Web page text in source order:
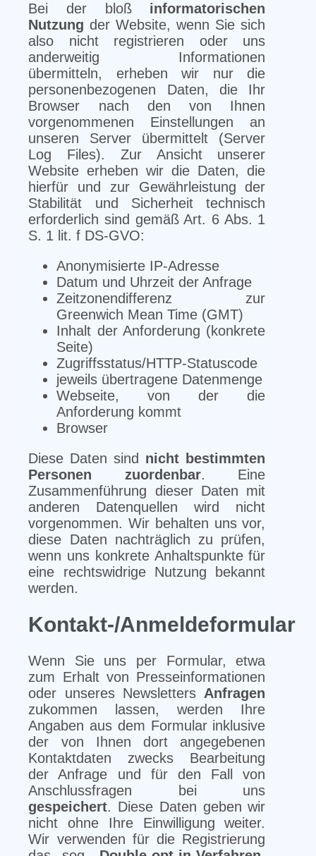
Bei der bloß informatorischen
Nutzung der Website, wenn Sie sich
also nicht registrieren oder uns
anderweitig Informationen
übermitteln, erheben wir nur die
personenbezogenen Daten, die Ihr
Browser nach den von Ihnen
vorgenommenen Einstellungen an
unseren Server übermittelt (Server
Log Files). Zur Ansicht unserer
Website erheben wir die Daten, die
hierfür und zur Gewährleistung der
Stabilität und Sicherheit technisch
erforderlich sind gemäß Art. 6 Abs. 1
S. 1 lit. f DS-GVO:
Anonymisierte IP-Adresse
Datum und Uhrzeit der Anfrage
Zeitzonendifferenz zur
Greenwich Mean Time (GMT)
Inhalt der Anforderung (konkrete
Seite)
Zugriffsstatus/HTTP-Statuscode
jeweils übertragene Datenmenge
Webseite, von der die
Anforderung kommt
Browser
Diese Daten sind nicht bestimmten
Personen zuordenbar. Eine
Zusammenführung dieser Daten mit
anderen Datenquellen wird nicht
vorgenommen. Wir behalten uns vor,
diese Daten nachträglich zu prüfen,
wenn uns konkrete Anhaltspunkte für
eine rechtswidrige Nutzung bekannt
werden.
Kontakt-/Anmeldeformular
Wenn Sie uns per Formular, etwa
zum Erhalt von Presseinformationen
oder unseres Newsletters Anfragen
zukommen lassen, werden Ihre
Angaben aus dem Formular inklusive
der von Ihnen dort angegebenen
Kontaktdaten zwecks Bearbeitung
der Anfrage und für den Fall von
Anschlussfragen bei uns
gespeichert. Diese Daten geben wir
nicht ohne Ihre Einwilligung weiter.
Wir verwenden für die Registrierung